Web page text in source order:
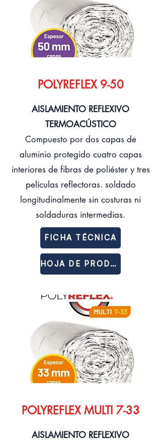
POLYREFLEX 9-50
AISLAMIENTO REFLEXIVO
TERMOACÚSTICO
Compuesto por dos capas de
aluminio protegido cuatro capas
interiores de fibras de poliéster y tres
películas reflectoras. soldado
longitudinalmente sin costuras ni
soldaduras intermedias.
FICHA TÉCNICA
HOJA DE PRODUCTO
POLYREFLEX MULTI 7-33
AISLAMIENTO REFLEXIVO